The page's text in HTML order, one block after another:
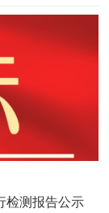
检测报告公示